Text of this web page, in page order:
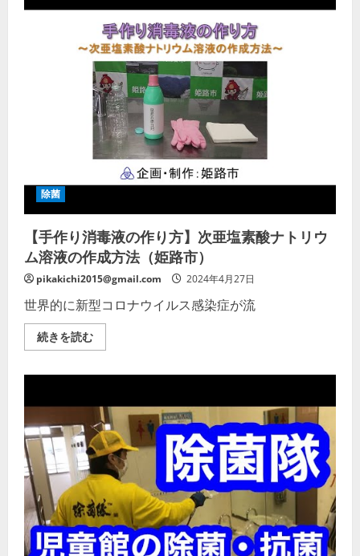
菌
ボ
ト
ル
カ
バ
ー
【か
ぎ
針
編
み】
新
型
ナ
ィ
ス
対
策
の
詳
を
ご
覧
く
だ
除菌
【手作り消毒液の作り方】次亜塩素酸ナトリウ
ム溶液の作成方法（姫路市）
pikakichi2015@gmail.com 2024年4月27日
世界的に新型コロナウイルス感染症が流
続きを読む【手
作
の
作
り
方】
次
亜
塩
素
酸
ナ
ト
リ
ウ
ム